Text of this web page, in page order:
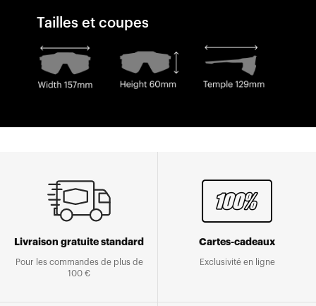
Tailles et coupes
Livraison gratuite standard
Pour les commandes de plus de
100 €
Cartes-cadeaux
Exclusivité en ligne